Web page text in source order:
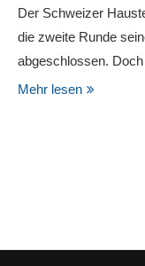
Der Schweizer
die zweite Runde
abgeschlossen.
Mehr lesen